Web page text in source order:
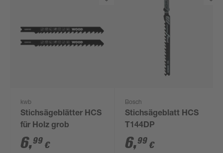
kwb
Stichsägeblätter HCS
für Holz grob
6,99 €
Bosch
Stichsägeblatt HCS
T144DP
6,99 €